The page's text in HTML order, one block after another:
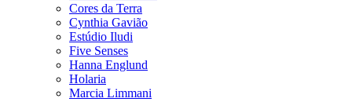
Cores da Terra
Cynthia Gavião
Estúdio Iludi
Five Senses
Hanna Englund
Holaria
Marcia Limmani